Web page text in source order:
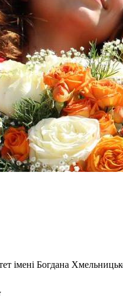
імені Богдана